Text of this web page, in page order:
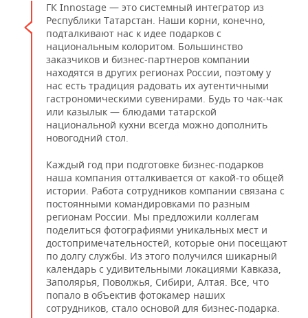
ГК Innostage — это системный интегратор из
Республики Татарстан. Наши корни, конечно,
подталкивают нас к идее подарков с
национальным колоритом. Большинство
заказчиков и бизнес-партнеров компании
находятся в других регионах России, поэтому у
нас есть традиция радовать их аутентичными
гастрономическими сувенирами. Будь то чак-чак
или казылык — блюдами татарской
национальной кухни всегда можно дополнить
новогодний стол.
Каждый год при подготовке бизнес-подарков
наша компания отталкивается от какой-то общей
истории. Работа сотрудников компании связана с
постоянными командировками по разным
регионам России. Мы предложили коллегам
поделиться фотографиями уникальных мест и
достопримечательностей, которые они посещают
по долгу службы. Из этого получился шикарный
календарь с удивительными локациями Кавказа,
Заполярья, Поволжья, Сибири, Алтая. Все, что
попало в объектив фотокамер наших
сотрудников, стало основой для бизнес-подарка.